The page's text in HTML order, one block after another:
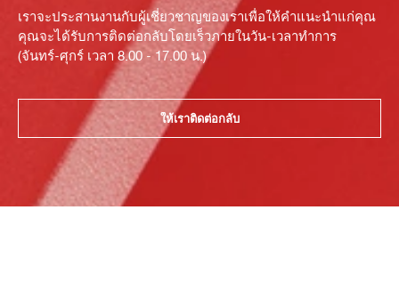
เราจะประสานงานกับผู้เชี่ยวชาญของเราเพื่อให้คำแนะนำแก่คุณ
คุณจะได้รับการติดต่อกลับโดยเร็วภายในวัน-เวลาทำการ
(จันทร์-ศุกร์ เวลา 8.00 - 17.00 น.)
ให้เราติดต่อกลับ